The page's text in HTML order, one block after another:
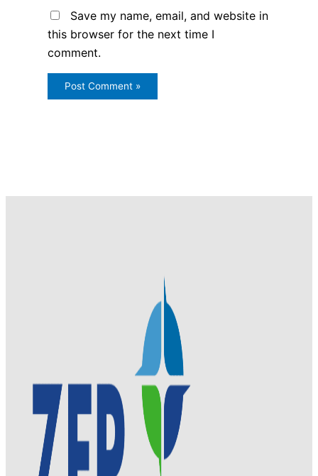
Save my name, email, and website in
this browser for the next time I
comment.